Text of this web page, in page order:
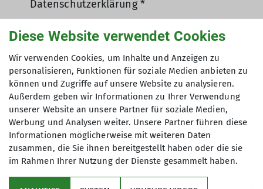
Datenschutzerklärung *
Hiermit erkläre ich mich einverstanden, dass
meine in das Kontaktformular eingegebenen
Daten elektronisch gesichert und zum Zweck
der Kontaktaufnahme verarbeitet und
genutzt werden. Mir ist bekannt, dass ich
meine Einwilligung jederzeit wiederrufen
kann. *
Mit (*) markierte Felder
sind Pflichtfelder
Diese Website verwendet Cookies
Wir verwenden Cookies, um Inhalte und Anzeigen zu
personalisieren, Funktionen für soziale Medien anbieten zu
können und Zugriffe auf unsere Website zu analysieren.
Außerdem geben wir Informationen zu Ihrer Verwendung
unserer Website an unsere Partner für soziale Medien,
Werbung und Analysen weiter. Unsere Partner führen diese
Informationen möglicherweise mit weiteren Daten
zusammen, die Sie ihnen bereitgestellt haben oder die sie
im Rahmen Ihrer Nutzung der Dienste gesammelt haben.